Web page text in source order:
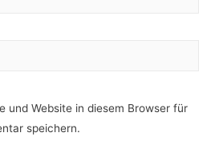
und Website in diesem Browser für
speichern.